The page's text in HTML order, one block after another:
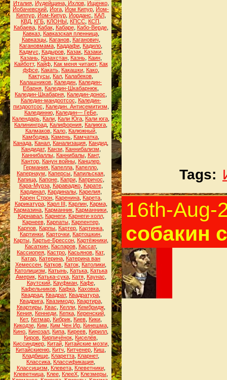
Италия, Иудейщина, Ихлов, Ищенко,
Йобачевский Йога Йом Кипур Йом-
Киппур, Йом-Кипур, Йорданс КАЛ,
КВД КГБ КЛОНЫ КПСС КСП
Кабаева, Кабак, Кабаре, Кабо-Верде,
Кавказ, Кавказская пленница,
Кавказцы, Каганов, Каганович
Кагановмама Каддафи Кадило
Кадмус
Кадыров, Казак, Казаки,
Казань, Казахстан, Казнь, Каин,
Кайботт, Кайф, Как меня читают, Как
ффсе, Какать, Какашки, Како,
Кактусы Кал Калабеков
Калашников Каледин Каледин-
Ебарня Каледин-Шкабарнюк
Каледин-Шкабарня Каледин-донос
Каледин-мандоотсос
Каледин-
пиздоотсос
Каледин. Антисемитизм
Калединню, Каледин— ГеБе,
Календарь Кали Кали Юга Кали юга
Калининград Калифорния Калиюга
Калмаков, Кало, Калюжный,
Камбоджа Камень Камчатка
Канада Канал Канализация Кандид
Кандидат, Канзи, Каннибализм
Каннибаллы, Каннибалы, Кант,
Кантор, Канун войны, Канцлер.
Германия Капелла Капелло
Капернаум
Каперсы Капильская
Капица, Капоне, Капри, Капричос
Кара-Мурза, Караваджо, Карате,
Кардинал, Кардиналы, Карелия,
Карен Строн Каренина Карета
Карикатура, Карл III Карлин, Карма,
Кармазина Карманник Карманники
Карнавал, Карнеги, Карнеги-холл,
Карнеев, Карпаты, Карпентер,
Карпов Карпы Картер Картинка
Картинки Карточки Картошкин
Карты, Картье-Брессон, Картёжники,
Касаткин, Каспаров, Кассат,
Кассиопея Кастро Касьянов Кат,
Катар Катерина Катерина ван
Хемессен Катков Каток Католики
Католицизм
Катынь, Катька, Катька
Америк, Катька-сука, Катя, Каунас
Каутский, Кауфман, Кафе,
Кафельников Кафка Каховка
Квадрад Квадрат, Квадратура
Квадрига, Квазимодо, Квартира,
Квартиры, Квас Келли, Кембридж,
Кения, Кеннеди, Кепка, Керенский,
Кет, Кетмар Кибрик Киев Кики
Кикодзе, Ким Ким Чен Ир, Кинешма,
Кино Кинозал Кипа Киреев Кирилл
Киров Кирпичёнок Киселёв
Киссинджер, Китай, Китайские мозги,
Китайскиеню Китч Китченер Киш
Кладбище Кларетта Кларнет,
Классика Классификация
Классицизм
Клевета, Клеветники,
Клеветница Клее КлееХ Клезмеры
Tags:
16th-Aug-
собакин